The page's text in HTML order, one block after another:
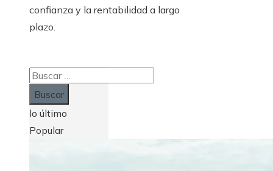
confianza y la rentabilidad a largo
plazo.
Buscar:
lo último
Popular